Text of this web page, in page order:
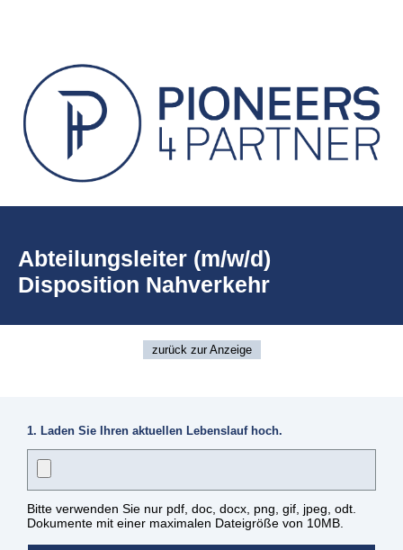
Abteilungsleiter (m/w/d)
Disposition Nahverkehr
zurück zur Anzeige
1. Laden Sie Ihren aktuellen Lebenslauf hoch.
Bitte verwenden Sie nur pdf, doc, docx, png, gif, jpeg, odt.
Dokumente mit einer maximalen Dateigröße von 10MB.